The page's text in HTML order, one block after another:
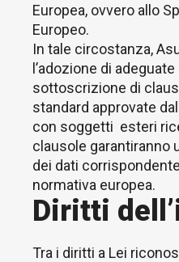
Europea, ovvero allo
Europeo.
In tale circostanza,
l’adozione di
sottoscrizione di
standard approvate
con soggetti esteri
clausole garantiranno
dei dati
normativa europea.
Diritti
Tra i diritti a Lei